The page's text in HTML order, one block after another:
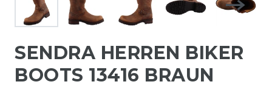
SENDRA HERREN BIKER
BOOTS 13416 BRAUN